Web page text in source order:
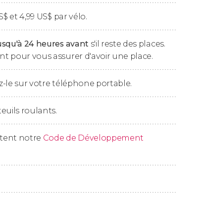
vous pourrez aussi en profiter pour
.
entre deux types de vélos :
d’unvélo hybride, qui combine les
à votre disposition un
batterie rechargeable. Vous pourrez
et 4,99 US$ par vélo.
24 heures avant s'il reste des places.
pour vous assurer d'avoir une place.
le sur votre téléphone portable.
roulants.
notre Code de Développement